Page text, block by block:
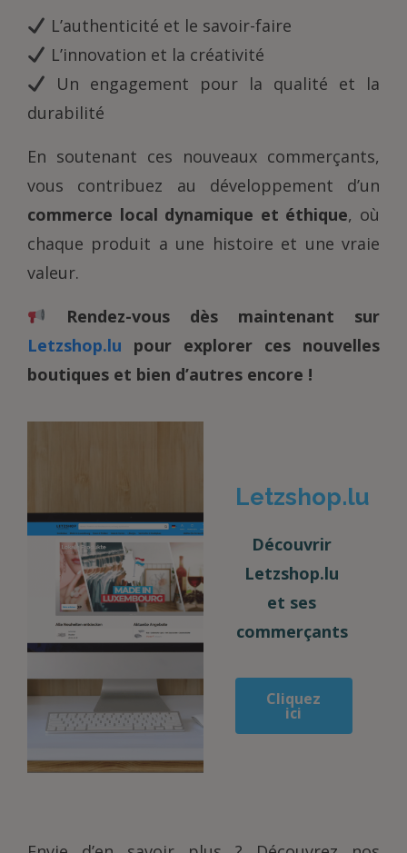
L’authenticité et le savoir-faire
L’innovation et la créativité
Un engagement pour la qualité et la
durabilité
En soutenant ces nouveaux commerçants,
vous contribuez au développement d’un
commerce local dynamique et éthique, où
chaque produit a une histoire et une vraie
valeur.
Rendez-vous dès maintenant sur
Letzshop.lu pour explorer ces nouvelles
boutiques et bien d’autres encore !
Letzshop.lu
Découvrir
Letzshop.lu
et ses
commerçants
Cliquez
ici